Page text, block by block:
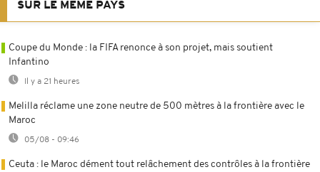
SUR LE MÊME PAYS
Coupe du Monde : la FIFA renonce à son projet, mais soutient
Infantino
Il y a 21 heures
Melilla réclame une zone neutre de 500 mètres à la frontière avec le
Maroc
05/08 - 09:46
Ceuta : le Maroc dément tout relâchement des contrôles à la frontière